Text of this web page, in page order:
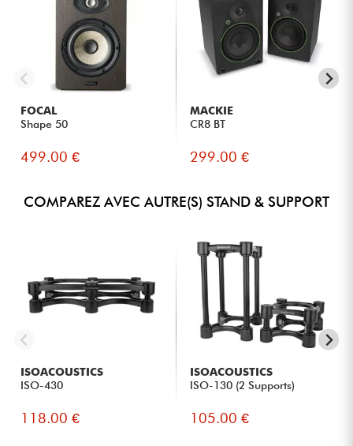
NOTE GLOBALE
FOCAL
Shape 50
499.00 €
MACKIE
CR8 BT
299.00 €
COMPAREZ AVEC AUTRE(S) STAND & SUPPORT
ISOACOUSTICS
ISO-430
118.00 €
ISOACOUSTICS
ISO-130 (2 Supports)
105.00 €